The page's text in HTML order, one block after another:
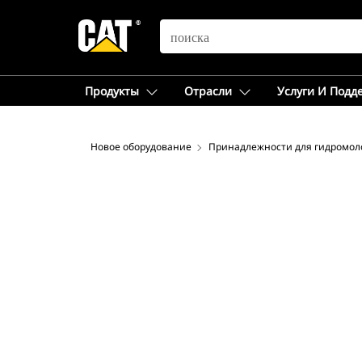
SEARCH
Продукты Отрасли Услуги И
Новое оборудование Принадлежности для